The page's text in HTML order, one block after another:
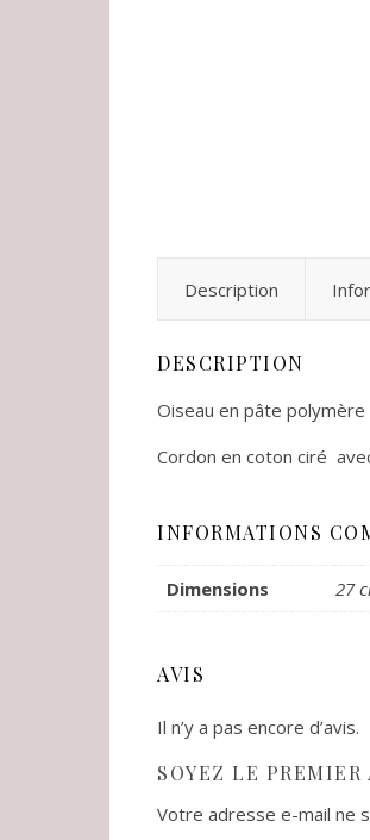
Description
DESCRIPTION
Oiseau en pâte
Cordon en coton ciré
INFORMATIONS
Dimensions 27
AVIS
Il n’y a pas encore d’avis.
SOYEZ LE
Votre adresse e-mail ne